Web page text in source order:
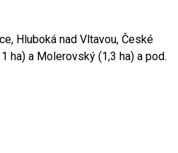
Hluboká nad Vltavou, České
ha) a Molerovský (1,3 ha) a pod.